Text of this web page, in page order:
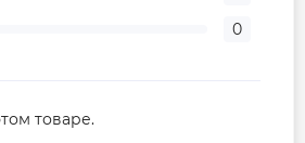
0
товаре.